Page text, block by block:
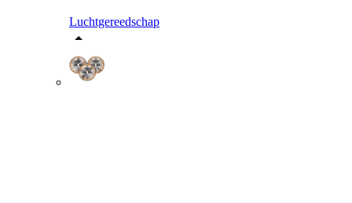
Luchtgereedschap